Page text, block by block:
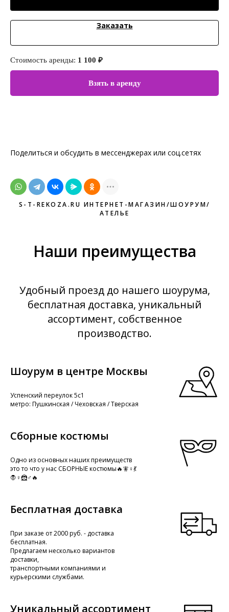
Заказать
Стоимость аренды: 1 100 ₽
Взять в аренду
Поделиться и обсудить в мессенджерах или соц.сетях
S-T-REKOZA.RU ИНТЕРНЕТ-МАГАЗИН/ШОУРУМ/
АТЕЛЬЕ
Наши преимущества
Удобный проезд до нашего шоурума,
бесплатная доставка, уникальный
ассортимент, собственное
производство.
Шоурум в центре Москвы
Успенский переулок 5с1
метро: Пушкинская / Чеховская / Тверская
Сборные костюмы
Одно из основных наших преимуществ
это то что у нас СБОРНЫЕ костюмы🔥🧚♀️💃
🧛♀️🦹♂️🔥
Бесплатная доставка
При заказе от 2000 руб. - доставка
бесплатная.
Предлагаем несколько вариантов
доставки,
транспортными компаниями и
курьерскими службами.
Уникальный ассортимент